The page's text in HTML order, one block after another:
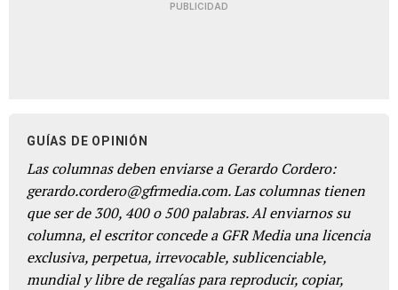
PUBLICIDAD
GUÍAS DE OPINIÓN
Las columnas deben enviarse a Gerardo Cordero:
gerardo.cordero@gfrmedia.com. Las columnas tienen
que ser de 300, 400 o 500 palabras. Al enviarnos su
columna, el escritor concede a GFR Media una licencia
exclusiva, perpetua, irrevocable, sublicenciable,
mundial y libre de regalías para reproducir, copiar,